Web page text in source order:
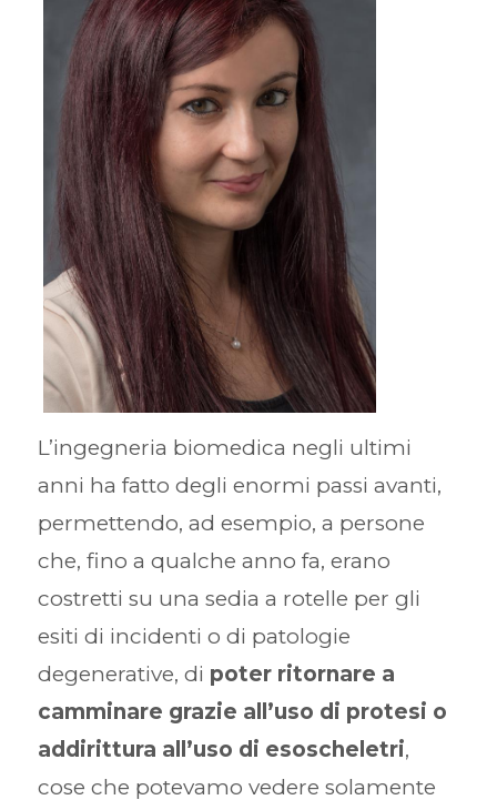
L’ingegneria biomedica negli ultimi
anni ha fatto degli enormi passi avanti,
permettendo, ad esempio, a persone
che, fino a qualche anno fa, erano
costretti su una sedia a rotelle per gli
esiti di incidenti o di patologie
degenerative, di poter ritornare a
camminare grazie all’uso di protesi o
addirittura all’uso di esoscheletri,
cose che potevamo vedere solamente